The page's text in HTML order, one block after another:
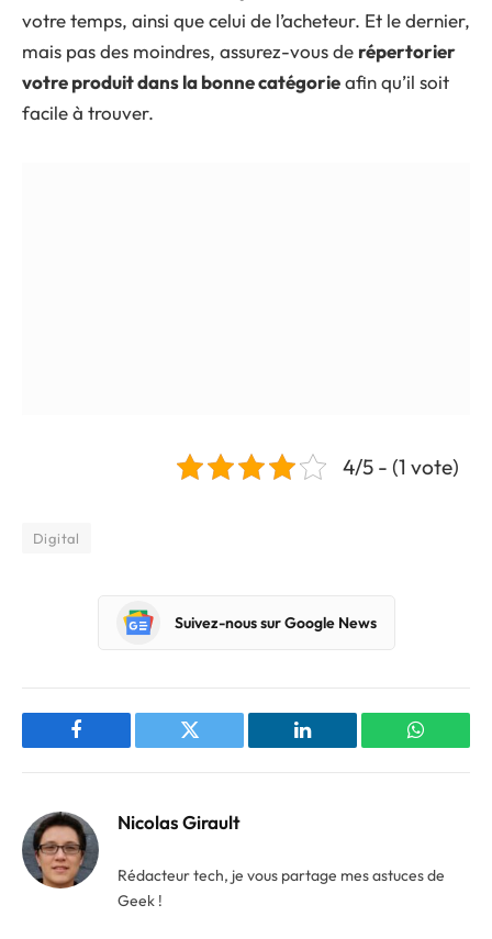
votre temps, ainsi que celui de l’acheteur. Et le dernier,
mais pas des moindres, assurez-vous de répertorier
votre produit dans la bonne catégorieafin qu’il soit
facile à trouver.
4/5 - (1 vote)
Digital
Suivez-nous sur Google News
Facebook Twitter LinkedIn
Nicolas Girault
Rédacteur tech, je vous partage mes astuces de
Geek !